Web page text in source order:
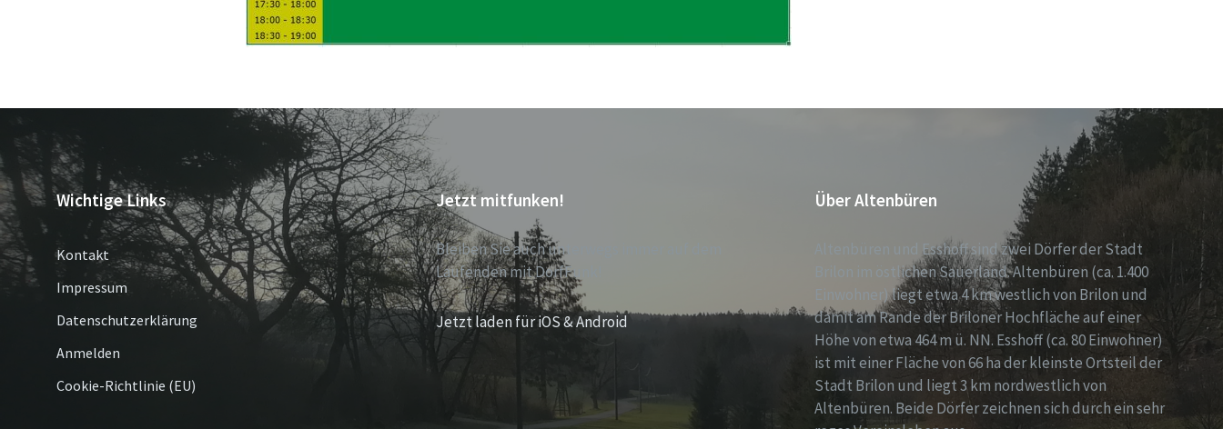
Wichtige Links
Kontakt
Impressum
Datenschutzerklärung
Anmelden
Cookie-Richtlinie (EU)
Jetzt mitfunken!
Bleiben Sie auch unterwegs immer auf dem
Laufenden mit DorfFunk!
Jetzt laden für iOS & Android
Über Altenbüren
Altenbüren und Esshoff sind zwei Dörfer der Stadt
Brilon im östlichen Sauerland. Altenbüren (ca. 1.400
Einwohner) liegt etwa 4 km westlich von Brilon und
damit am Rande der Briloner Hochfläche auf einer
Höhe von etwa 464 m ü. NN. Esshoff (ca. 80 Einwohner)
ist mit einer Fläche von 66 ha der kleinste Ortsteil der
Stadt Brilon und liegt 3 km nordwestlich von
Altenbüren. Beide Dörfer zeichnen sich durch ein sehr